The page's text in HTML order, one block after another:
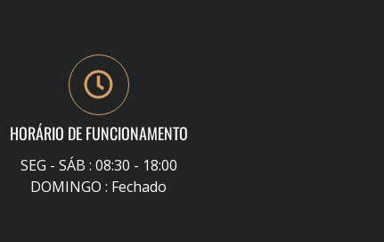
HORÁRIO DE FUNCIONAMENTO
SEG - SÁB : 08:30 - 18:00
DOMINGO : Fechado